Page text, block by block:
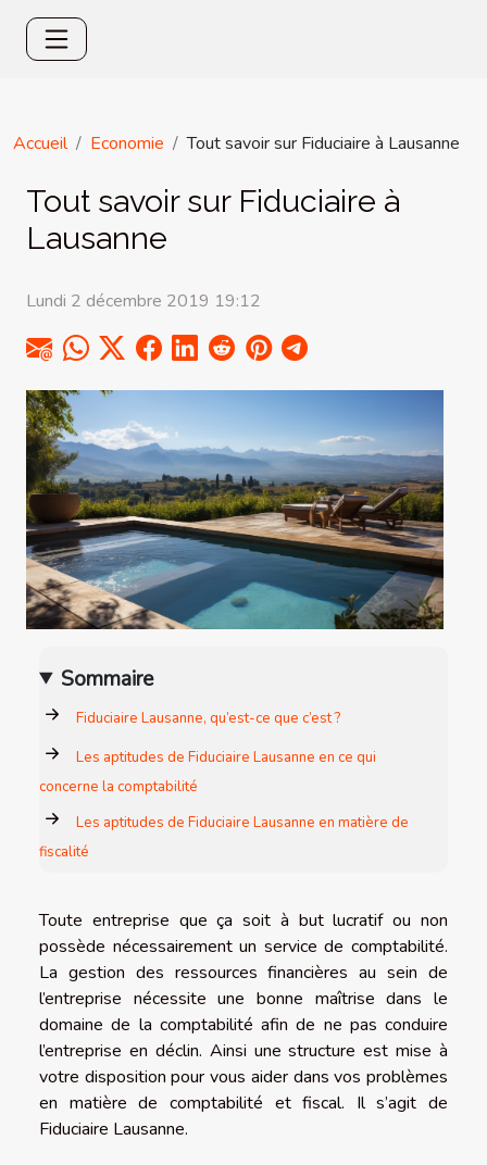
Accueil Economie Tout savoir sur Fiduciaire à Lausanne
Tout savoir sur Fiduciaire à
Lausanne
Lundi 2 décembre 2019 19:12
Sommaire
Fiduciaire Lausanne, qu’est-ce que c’est ?
Les aptitudes de Fiduciaire Lausanne en ce qui
concerne la comptabilité
Les aptitudes de Fiduciaire Lausanne en matière de
fiscalité
Toute entreprise que ça soit à but lucratif ou non
possède nécessairement un service de comptabilité.
La gestion des ressources financières au sein de
l’entreprise nécessite une bonne maîtrise dans le
domaine de la comptabilité afin de ne pas conduire
l’entreprise en déclin. Ainsi une structure est mise à
votre disposition pour vous aider dans vos problèmes
en matière de comptabilité et fiscal. Il s’agit de
Fiduciaire Lausanne.